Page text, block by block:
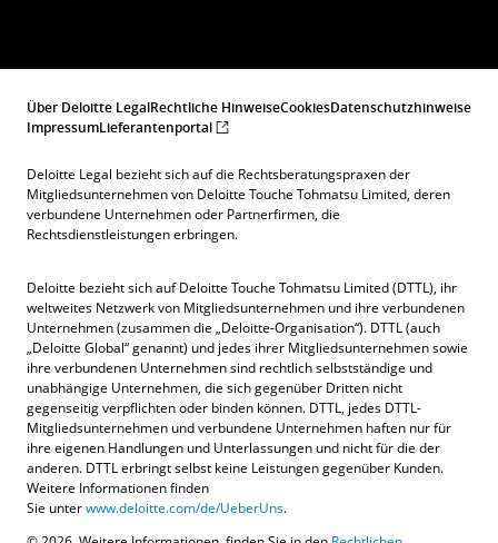
Über Deloitte LegalRechtliche HinweiseCookiesDatenschutzhinweise
ImpressumLieferantenportal
Deloitte Legal bezieht sich auf die Rechtsberatungspraxen der
Mitgliedsunternehmen von Deloitte Touche Tohmatsu Limited, deren
verbundene Unternehmen oder Partnerfirmen, die
Rechtsdienstleistungen erbringen.
Deloitte bezieht sich auf Deloitte Touche Tohmatsu Limited (DTTL), ihr
weltweites Netzwerk von Mitgliedsunternehmen und ihre verbundenen
Unternehmen (zusammen die „Deloitte-Organisation“). DTTL (auch
„Deloitte Global“ genannt) und jedes ihrer Mitgliedsunternehmen sowie
ihre verbundenen Unternehmen sind rechtlich selbstständige und
unabhängige Unternehmen, die sich gegenüber Dritten nicht
gegenseitig verpflichten oder binden können. DTTL, jedes DTTL-
Mitgliedsunternehmen und verbundene Unternehmen haften nur für
ihre eigenen Handlungen und Unterlassungen und nicht für die der
anderen. DTTL erbringt selbst keine Leistungen gegenüber Kunden.
Weitere Informationen finden
Sie unterwww.deloitte.com/de/UeberUns.